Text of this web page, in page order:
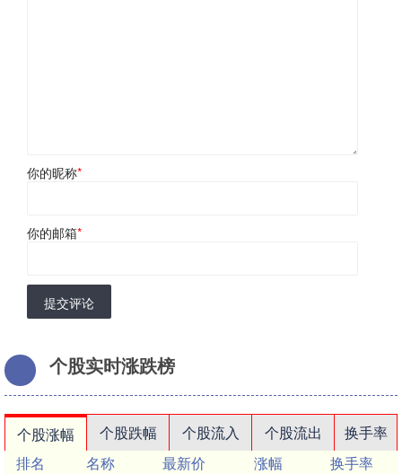
你的昵称*
你的邮箱*
提交评论
个股实时涨跌榜
个股涨幅 个股跌幅 个股流入 个股流出
换手率
排名
名称 最新价 涨幅
换手率